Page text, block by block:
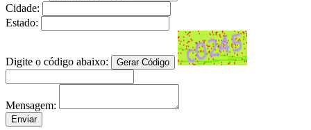
Cidade:
Estado:
Digite o código abaixo:
Mensagem: